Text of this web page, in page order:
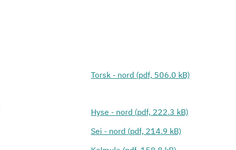
Torsk - nord (pdf, 506.0 kB)
Hyse - nord (pdf, 222.3 kB)
Sei - nord (pdf, 214.9 kB)